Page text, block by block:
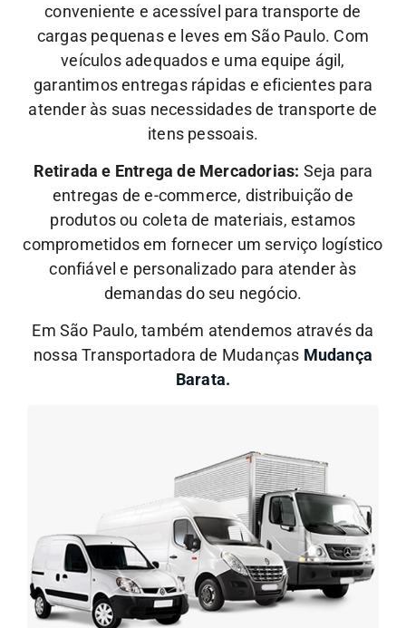
conveniente e acessível para transporte de
cargas pequenas e leves em São Paulo. Com
veículos adequados e uma equipe ágil,
garantimos entregas rápidas e eficientes para
atender às suas necessidades de transporte de
itens pessoais.
Retirada e Entrega de Mercadorias: Seja para
entregas de e-commerce, distribuição de
produtos ou coleta de materiais, estamos
comprometidos em fornecer um serviço logístico
confiável e personalizado para atender às
demandas do seu negócio.
Em São Paulo, também atendemos através da
nossa Transportadora de Mudanças Mudança
Barata.